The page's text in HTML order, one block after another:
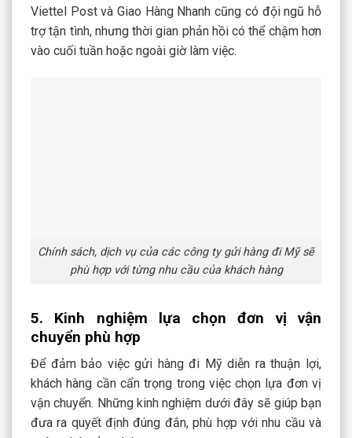
Viettel Post và Giao Hàng Nhanh cũng có đội ngũ hỗ
trợ tận tình, nhưng thời gian phản hồi có thể chậm hơn
vào cuối tuần hoặc ngoài giờ làm việc.
Chính sách, dịch vụ của các công ty gửi hàng đi Mỹ sẽ
phù hợp với từng nhu cầu của khách hàng
5. Kinh nghiệm lựa chọn đơn vị vận
chuyển phù hợp
Để đảm bảo việc gửi hàng đi Mỹ diễn ra thuận lợi,
khách hàng cần cẩn trọng trong việc chọn lựa đơn vị
vận chuyển. Những kinh nghiệm dưới đây sẽ giúp bạn
đưa ra quyết định đúng đắn, phù hợp với nhu cầu và